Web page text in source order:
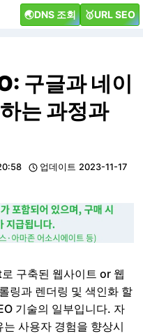
🌏DNS 조회 🥇URL SEO
구글과 네이
는 과정과
업데이트 2023-11-17
구축된 웹사이트 or 웹
링과 렌더링 및 색인화 할
기술의 일부입니다. 자
사용자 경험을 향상시